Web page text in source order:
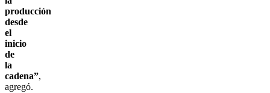
producción
desde
el
inicio
de
la
cadena”,
agregó.